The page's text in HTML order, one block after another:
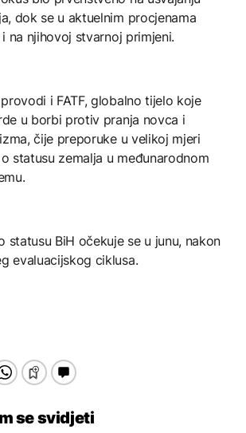
dok se u aktuelnim procjenama
na njihovoj stvarnoj primjeni.
i FATF, globalno tijelo koje
u borbi protiv pranja novca i
čije preporuke u velikoj mjeri
statusu zemalja u međunarodnom
statusu BiH očekuje se u junu, nakon
evaluacijskog ciklusa.
se svidjeti